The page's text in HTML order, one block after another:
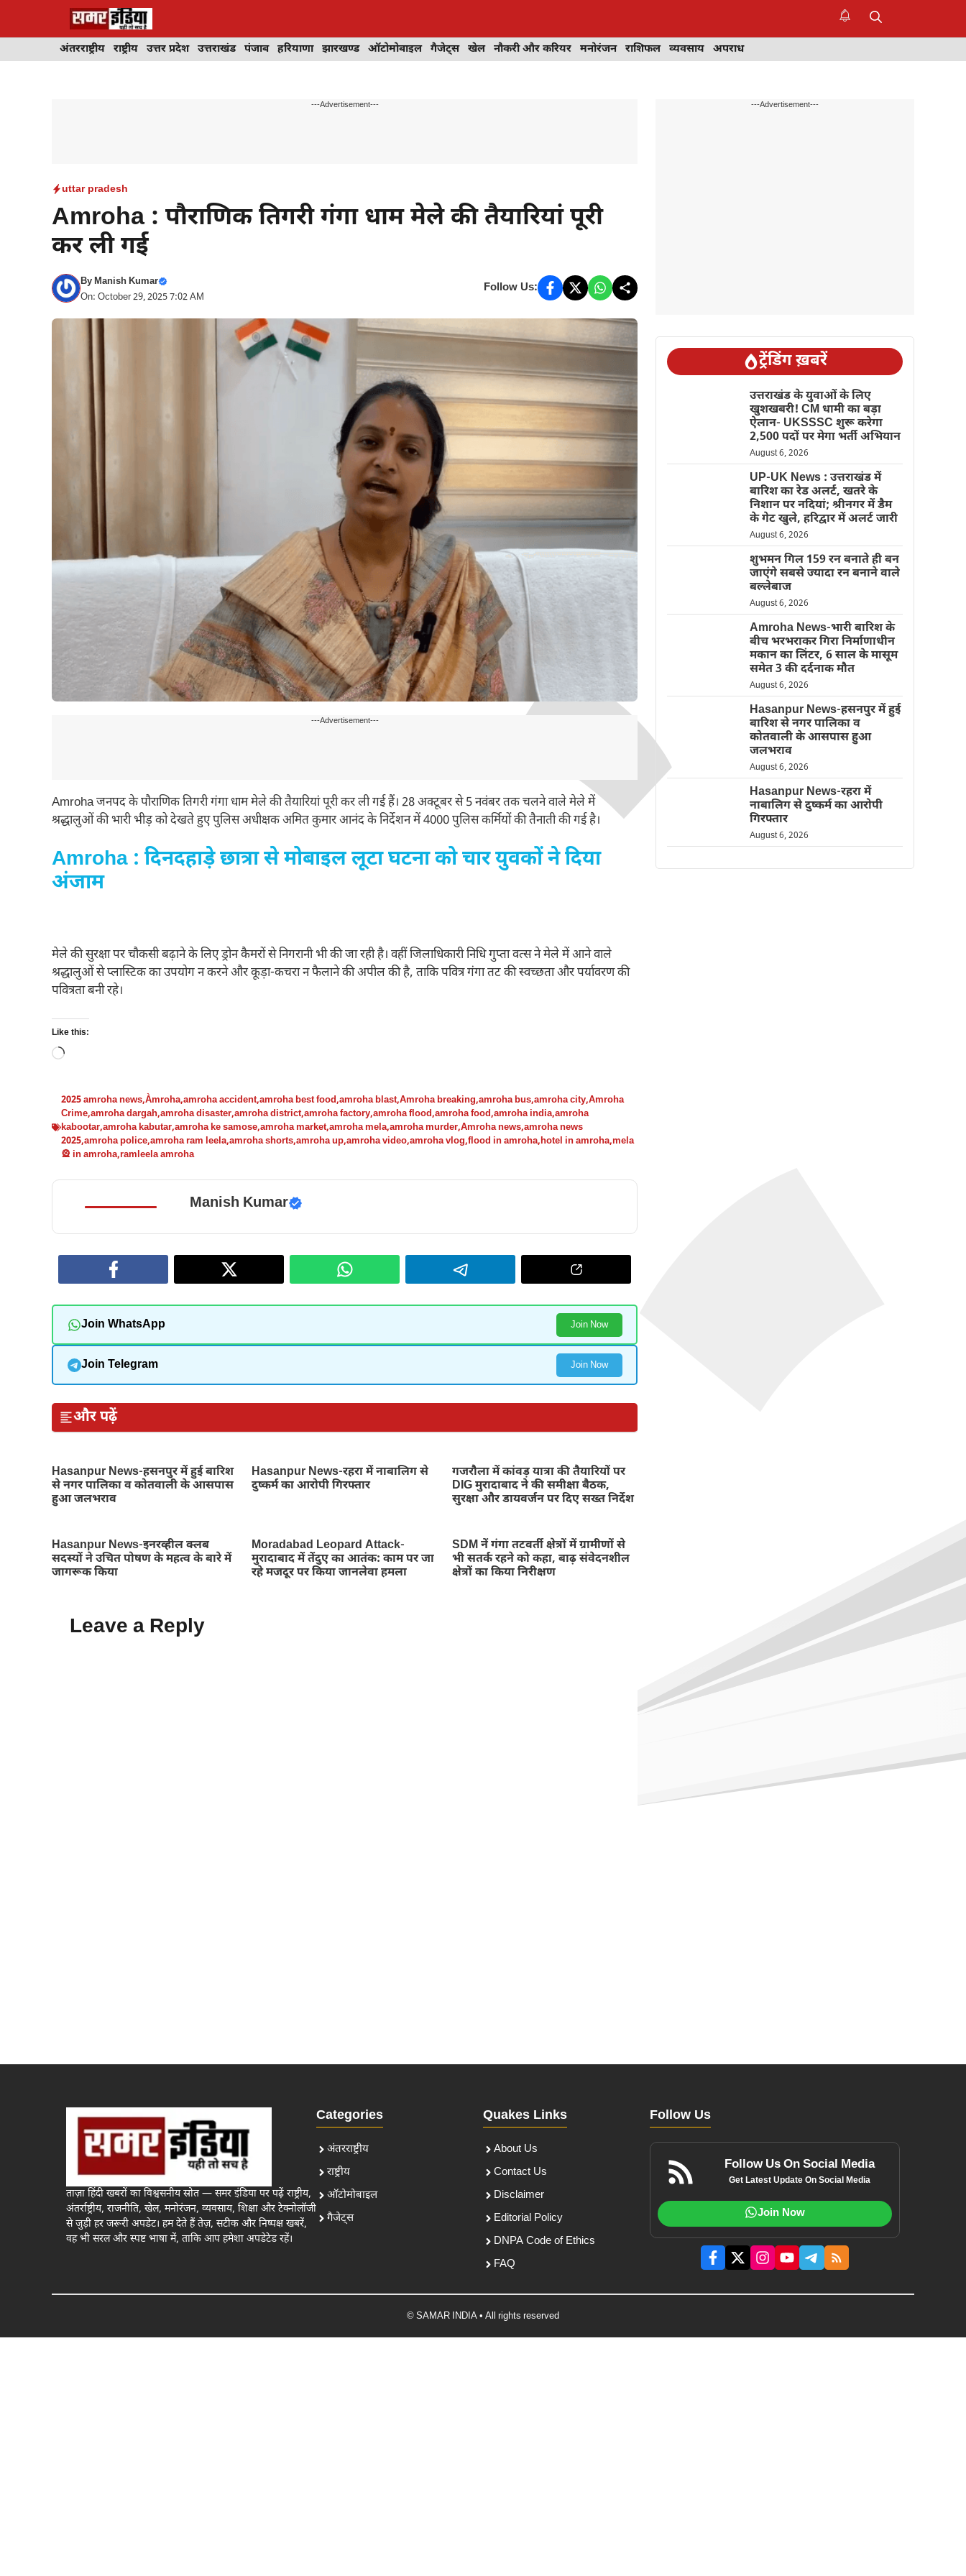
अंतरराष्ट्रीय राष्ट्रीय उत्तर प्रदेश उत्तराखंड पंजाब हरियाणा झारखण्ड ऑटोमोबाइल गैजेट्स खेल नौकरी और करियर मनोरंजन राशिफल व्यवसाय अपराध
---Advertisement---
uttar pradesh
Amroha : पौराणिक तिगरी गंगा धाम मेले की तैयारियां पूरी
कर ली गई
ByManish Kumar
On: October 29, 2025 7:02 AM
Follow Us:
---Advertisement---
Amroha जनपद के पौराणिक तिगरी गंगा धाम मेले की तैयारियां पूरी कर ली गई हैं। 28 अक्टूबर से 5 नवंबर तक चलने वाले मेले में
श्रद्धालुओं की भारी भीड़ को देखते हुए पुलिस अधीक्षक अमित कुमार आनंद के निर्देशन में 4000 पुलिस कर्मियों की तैनाती की गई है।
Amroha : दिनदहाड़े छात्रा से मोबाइल लूटा घटना को चार युवकों ने दिया
अंजाम
मेले की सुरक्षा पर चौकसी बढ़ाने के लिए ड्रोन कैमरों से निगरानी भी की जा रही है। वहीं जिलाधिकारी निधि गुप्ता वत्स ने मेले में आने वाले
श्रद्धालुओं से प्लास्टिक का उपयोग न करने और कूड़ा-कचरा न फैलाने की अपील की है, ताकि पवित्र गंगा तट की स्वच्छता और पर्यावरण की
पवित्रता बनी रहे।
Like this:
Loading…
2025 amroha news,Àmroha,amroha accident,amroha best food,amroha blast,Amroha breaking,amroha bus,amroha city,Amroha
Crime,amroha dargah,amroha disaster,amroha district,amroha factory,amroha flood,amroha food,amroha india,amroha
kabootar,amroha kabutar,amroha ke samose,amroha market,amroha mela,amroha murder,Amroha news,amroha news
2025,amroha police,amroha ram leela,amroha shorts,amroha up,amroha video,amroha vlog,flood in amroha,hotel in amroha,mela
🎡 in amroha,ramleela amroha
Manish Kumar
Join WhatsApp Join Now
Join Telegram Join Now
और पढ़ें
Hasanpur News-हसनपुर में हुई बारिश
से नगर पालिका व कोतवाली के आसपास
हुआ जलभराव
Hasanpur News-रहरा में नाबालिग से
दुष्कर्म का आरोपी गिरफ्तार
गजरौला में कांवड़ यात्रा की तैयारियों पर
DIG मुरादाबाद ने की समीक्षा बैठक,
सुरक्षा और डायवर्जन पर दिए सख्त निर्देश
Hasanpur News-इनरव्हील क्लब
सदस्यों ने उचित पोषण के महत्व के बारे में
जागरूक किया
Moradabad Leopard Attack-
मुरादाबाद में तेंदुए का आतंक: काम पर जा
रहे मजदूर पर किया जानलेवा हमला
SDM नें गंगा तटवर्ती क्षेत्रों में ग्रामीणों से
भी सतर्क रहने को कहा, बाढ़ संवेदनशील
क्षेत्रों का किया निरीक्षण
Leave a Reply
---Advertisement---
ट्रेंडिंग ख़बरें
उत्तराखंड के युवाओं के लिए
खुशखबरी! CM धामी का बड़ा
ऐलान- UKSSSC शुरू करेगा
2,500 पदों पर मेगा भर्ती अभियान
August 6, 2026
UP-UK News : उत्तराखंड में
बारिश का रेड अलर्ट, खतरे के
निशान पर नदियां; श्रीनगर में डैम
के गेट खुले, हरिद्वार में अलर्ट जारी
August 6, 2026
शुभमन गिल 159 रन बनाते ही बन
जाएंगे सबसे ज्यादा रन बनाने वाले
बल्लेबाज
August 6, 2026
Amroha News-भारी बारिश के
बीच भरभराकर गिरा निर्माणाधीन
मकान का लिंटर, 6 साल के मासूम
समेत 3 की दर्दनाक मौत
August 6, 2026
Hasanpur News-हसनपुर में हुई
बारिश से नगर पालिका व
कोतवाली के आसपास हुआ
जलभराव
August 6, 2026
Hasanpur News-रहरा में
नाबालिग से दुष्कर्म का आरोपी
गिरफ्तार
August 6, 2026
ताज़ा हिंदी खबरों का विश्वसनीय स्रोत — समर इंडिया पर पढ़ें राष्ट्रीय,
अंतर्राष्ट्रीय, राजनीति, खेल, मनोरंजन, व्यवसाय, शिक्षा और टेक्नोलॉजी
से जुड़ी हर जरूरी अपडेट। हम देते हैं तेज़, सटीक और निष्पक्ष खबरें,
वह भी सरल और स्पष्ट भाषा में, ताकि आप हमेशा अपडेटेड रहें।
Categories
अंतरराष्ट्रीय
राष्ट्रीय
ऑटोमोबाइल
गैजेट्स
Quakes Links
About Us
Contact Us
Disclaimer
Editorial Policy
DNPA Code of Ethics
FAQ
Follow Us
Follow Us On Social Media
Get Latest Update On Social Media
Join Now
© SAMAR INDIA • All rights reserved